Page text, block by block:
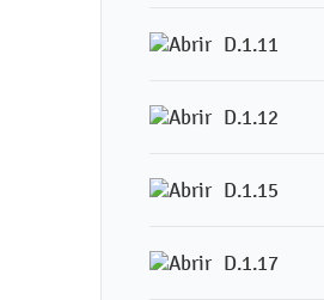
D.1.11
D.1.12
D.1.15
D.1.17